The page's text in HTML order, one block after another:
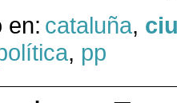
en: cataluña,
, pp